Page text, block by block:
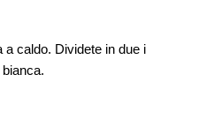
a caldo. Dividete in due i